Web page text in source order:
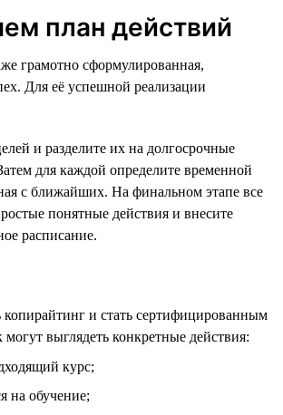
план действий
грамотно сформулированная,
Для её успешной реализации
и разделите их на долгосрочные
для каждой определите временной
с ближайших. На финальном этапе все
понятные действия и внесите
расписание.
копирайтинг и стать сертифицированным
выглядеть конкретные действия:
курс;
на обучение;